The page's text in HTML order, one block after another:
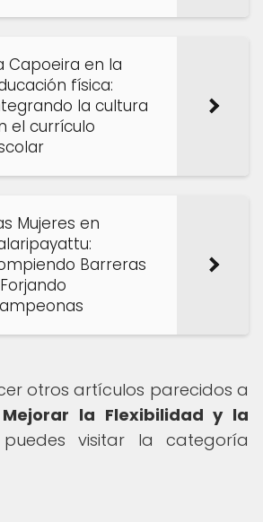
Capoeira en la
física:
la cultura
el currículo
Mujeres en
Barreras
otros artículos parecidos a
la Flexibilidad y la
puedes visitar la categoría